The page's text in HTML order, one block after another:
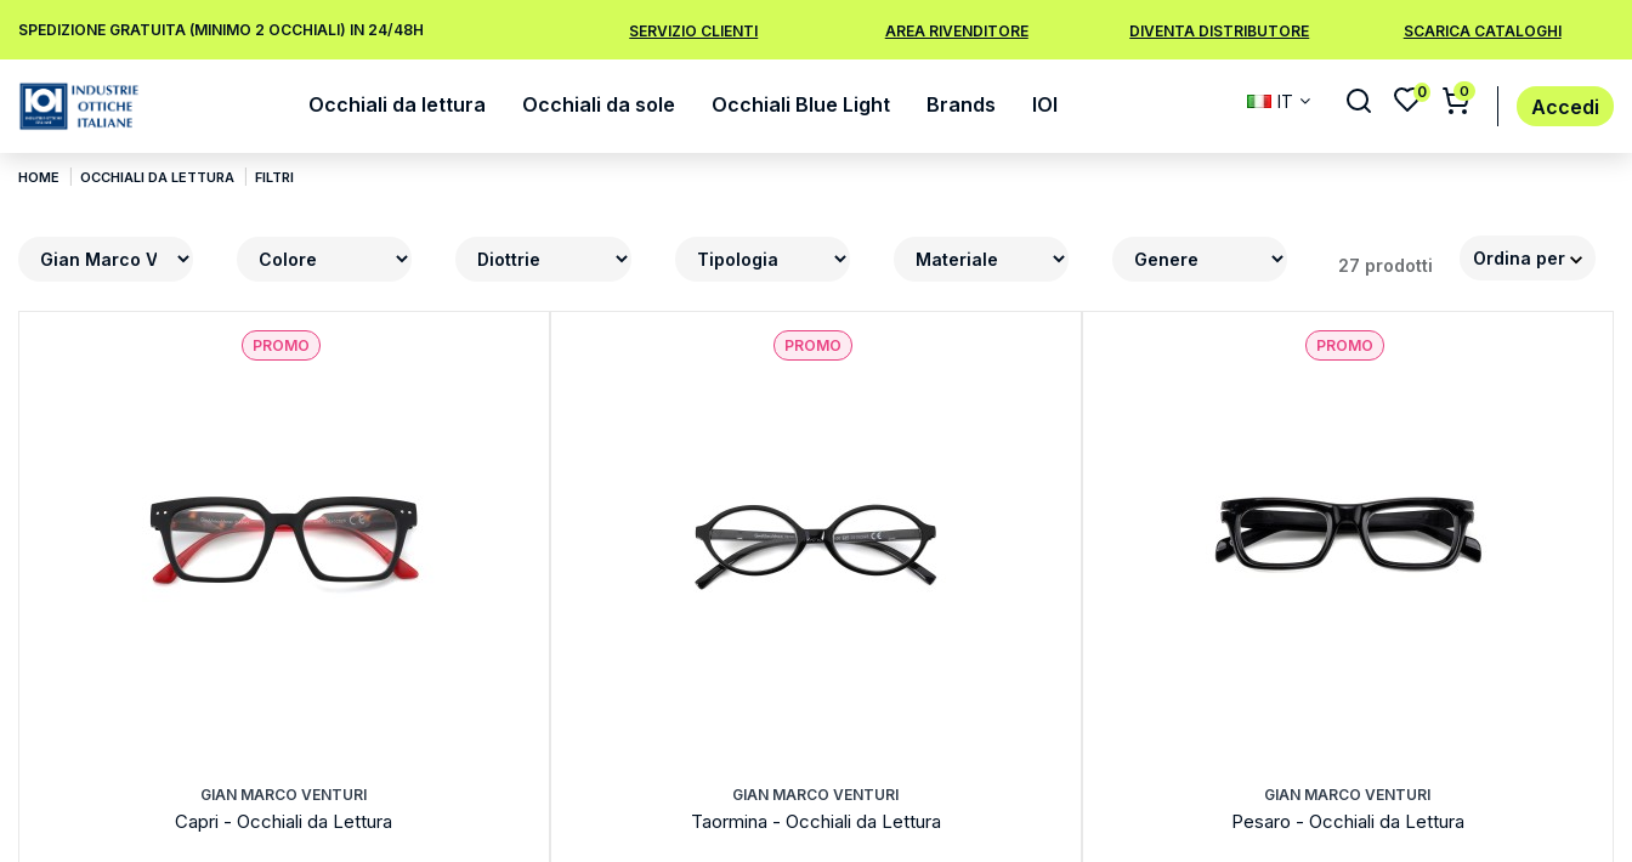
SPEDIZIONE GRATUITA (MINIMO 2 OCCHIALI) IN 24/48H SERVIZIO CLIENTI AREA RIVENDITORE DIVENTA DISTRIBUTORE SCARICA CATALOGHI
Occhiali da lettura Occhiali da sole Occhiali Blue Light Brands IOI IT 0 0
Accedi
HOME OCCHIALI DA LETTURA FILTRI
27 prodotti Ordina per
PROMO
GIAN MARCO VENTURI
Capri - Occhiali da Lettura
PROMO
GIAN MARCO VENTURI
Taormina - Occhiali da Lettura
PROMO
GIAN MARCO VENTURI
Pesaro - Occhiali da Lettura